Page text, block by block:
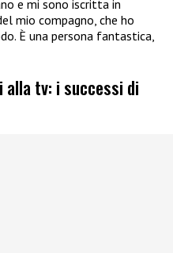
e mi sono iscritta in
mio compagno, che ho
È una persona fantastica,
alla tv: i successi di